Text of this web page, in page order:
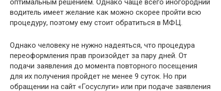
оптимальным решением. Однако чаще всего иногородний
водитель имеет желание как можно скорее пройти всю
процедуру, поэтому ему стоит обратиться в МФЦ.
Однако человеку не нужно надеяться, что процедура
переоформления прав произойдет за пару дней. От
подачи заявления до момента повторного посещения
для их получения пройдет не менее 9 суток. Но при
обращении на сайт «Госуслуги» или при подаче заявления